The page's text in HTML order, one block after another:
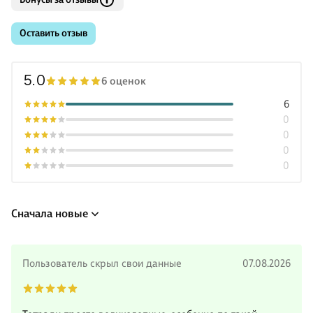
Оставить отзыв
5.0 6 оценок
0
0
0
0
6
Сначала новые
Пользователь скрыл свои данные 07.08.2026